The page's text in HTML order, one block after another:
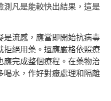
測凡是能較快出結果，這是
是流感，應當即開始抗病毒
拒絕用藥。還應嚴格依照療
完成整個療程。在藥物治
喝水，作好對癥處理和隔離